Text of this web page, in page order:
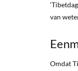
van
Omdat